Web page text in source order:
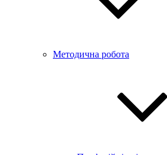
Методична робота